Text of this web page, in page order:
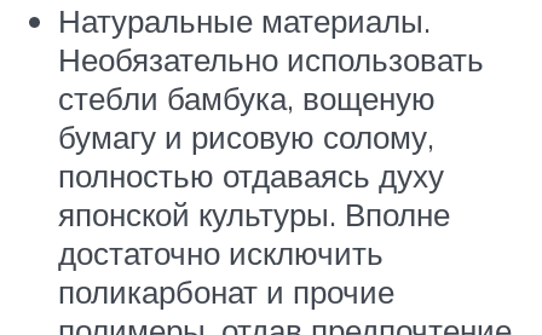
Натуральные материалы.
Необязательно использовать
стебли бамбука, вощеную
бумагу и рисовую солому,
полностью отдаваясь духу
японской культуры. Вполне
достаточно исключить
поликарбонат и прочие